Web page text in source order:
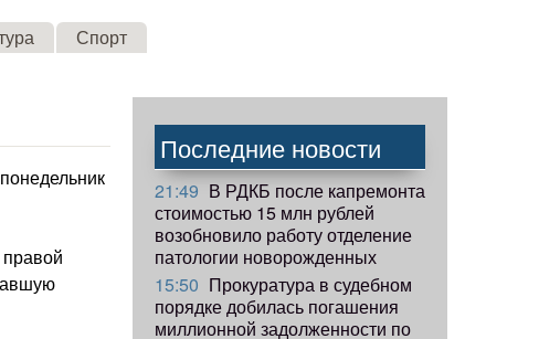
Спорт
Последние новости
21:49 В РДКБ после капремонта
стоимостью 15 млн рублей
возобновило работу отделение
патологии новорожденных
15:50 Прокуратура в судебном
порядке добилась погашения
миллионной задолженности по